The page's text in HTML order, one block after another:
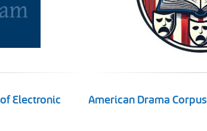
Electronic
American Drama Corpus